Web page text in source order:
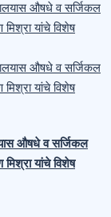
औषधे व सर्जिकल
यांचे विशेष